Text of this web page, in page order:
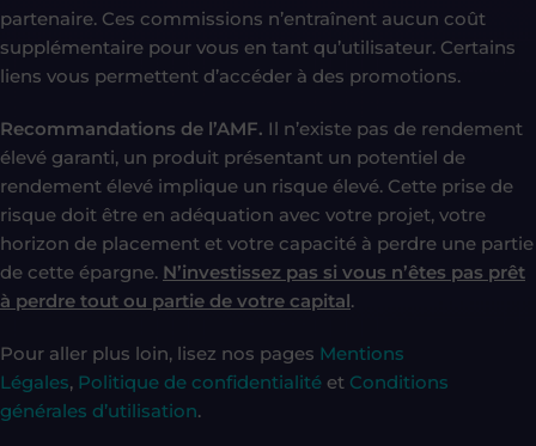
partenaire. Ces commissions n’entraînent aucun coût
supplémentaire pour vous en tant qu’utilisateur. Certains
liens vous permettent d’accéder à des promotions.
Recommandations de l’AMF. Il n’existe pas de rendement
élevé garanti, un produit présentant un potentiel de
rendement élevé implique un risque élevé. Cette prise de
risque doit être en adéquation avec votre projet, votre
horizon de placement et votre capacité à perdre une partie
de cette épargne. N’investissez pas si vous n’êtes pas prêt
à perdre tout ou partie de votre capital.
Pour aller plus loin, lisez nos pages Mentions
Légales, Politique de confidentialité et Conditions
générales d’utilisation.